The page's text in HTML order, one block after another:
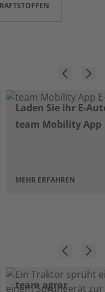
Laden Sie ihr E-
team Mobility App
MEHR ERFAHREN
team agrar